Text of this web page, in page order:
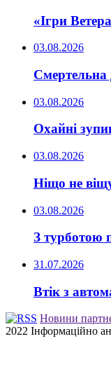
«Ігри
03.08.2026
Смертельна
03.08.2026
Охайні
03.08.2026
Ніщо не
03.08.2026
З турботою
31.07.2026
Втік з
Новини
2022 Інформаційно